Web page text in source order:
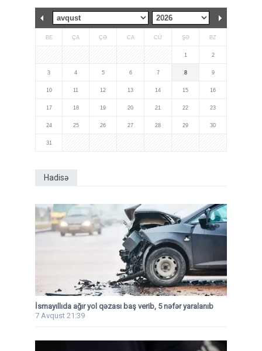
BE ÇA ÇƏ CA CÜ ŞƏ BZ
1 2
3 4 5 6 7 8 9
10 11 12 13 14 15 16
17 18 19 20 21 22 23
24 25 26 27 28 29 30
31
Hadisə
İsmayıllıda ağır yol qəzası baş verib, 5 nəfər yaralanıb
7 Avqust 21:39